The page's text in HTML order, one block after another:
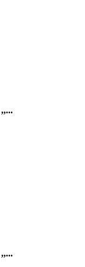
...
,
,
...
,
,